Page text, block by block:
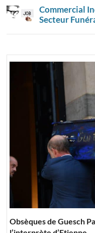
Commercial
Secteur
Obsèques de Guesch